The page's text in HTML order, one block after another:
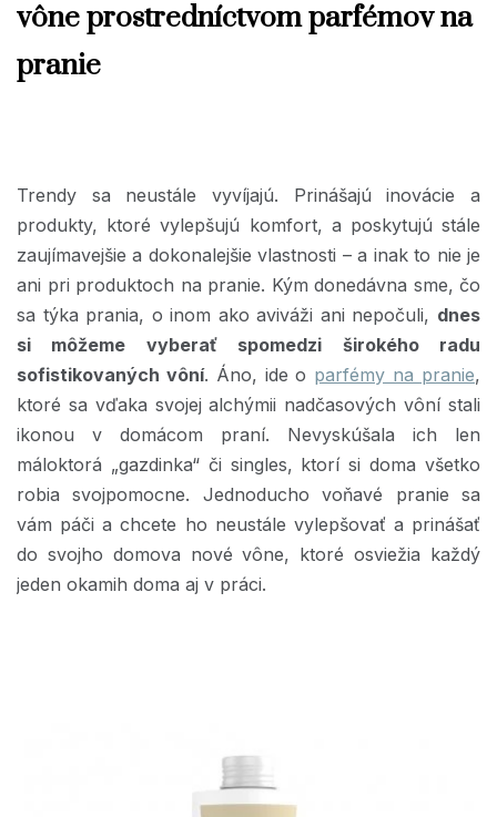
vône prostredníctvom parfémov na
pranie
Trendy sa neustále vyvíjajú. Prinášajú inovácie a
produkty, ktoré vylepšujú komfort, a poskytujú stále
zaujímavejšie a dokonalejšie vlastnosti – a inak to nie je
ani pri produktoch na pranie. Kým donedávna sme, čo
sa týka prania, o inom ako aviváži ani nepočuli, dnes
si môžeme vyberať spomedzi širokého radu
sofistikovaných vôní. Áno, ide o parfémy na pranie,
ktoré sa vďaka svojej alchýmii nadčasových vôní stali
ikonou v domácom praní. Nevyskúšala ich len
máloktorá „gazdinka“ či singles, ktorí si doma všetko
robia svojpomocne. Jednoducho voňavé pranie sa
vám páči a chcete ho neustále vylepšovať a prinášať
do svojho domova nové vône, ktoré osviežia každý
jeden okamih doma aj v práci.